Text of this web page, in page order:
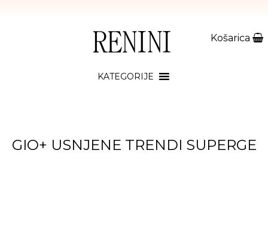
Košarica
KATEGORIJE
GIO+ USNJENE TRENDI SUPERGE